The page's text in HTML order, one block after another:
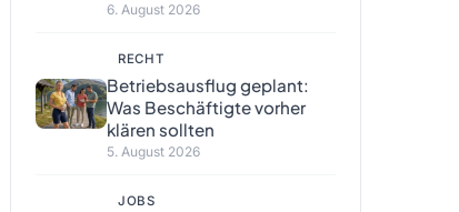
6. August 2026
RECHT
Betriebsausflug geplant:
Was Beschäftigte vorher
klären sollten
5. August 2026
JOBS